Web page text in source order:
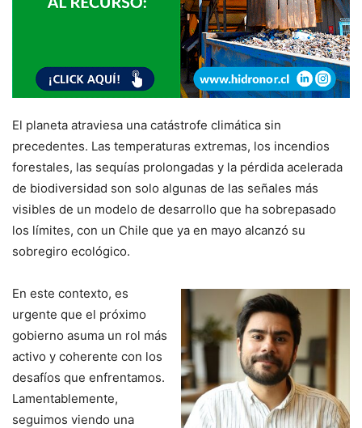
El planeta atraviesa una catástrofe climática sin
precedentes. Las temperaturas extremas, los incendios
forestales, las sequías prolongadas y la pérdida acelerada
de biodiversidad son solo algunas de las señales más
visibles de un modelo de desarrollo que ha sobrepasado
los límites, con un Chile que ya en mayo alcanzó su
sobregiro ecológico.
En este contexto, es
urgente que el próximo
gobierno asuma un rol más
activo y coherente con los
desafíos que enfrentamos.
Lamentablemente,
seguimos viendo una